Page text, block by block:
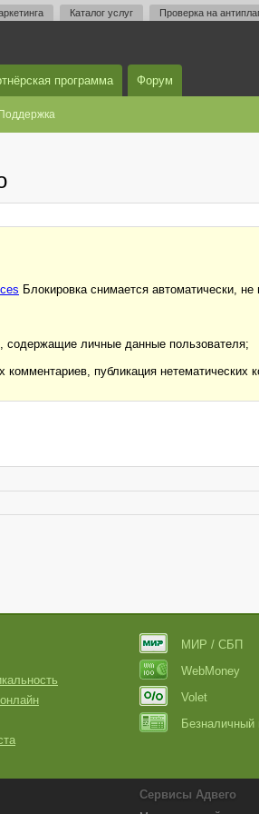
Каталог услуг Проверка на
программа Форум
Поддержка
Блокировка снимается автоматически,
содержащие личные данные пользователя;
публикация
МИР / СБП
WebMoney
Volet
Безналичный
Сервисы Адвего